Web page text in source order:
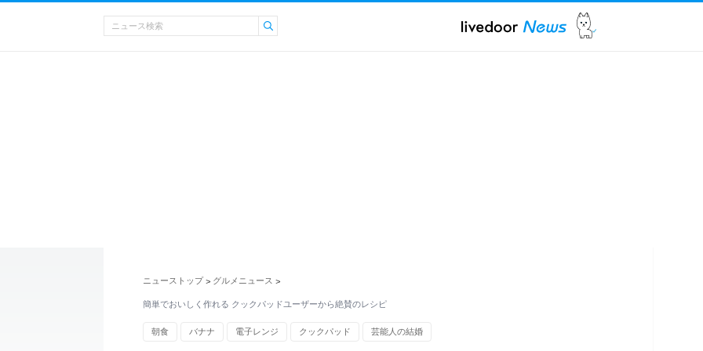
ニューストップ > グルメニュース >
簡単でおいしく作れる クックパッドユーザーから絶賛のレシピ
朝食 バナナ 電子レンジ クックパッド 芸能人の結婚